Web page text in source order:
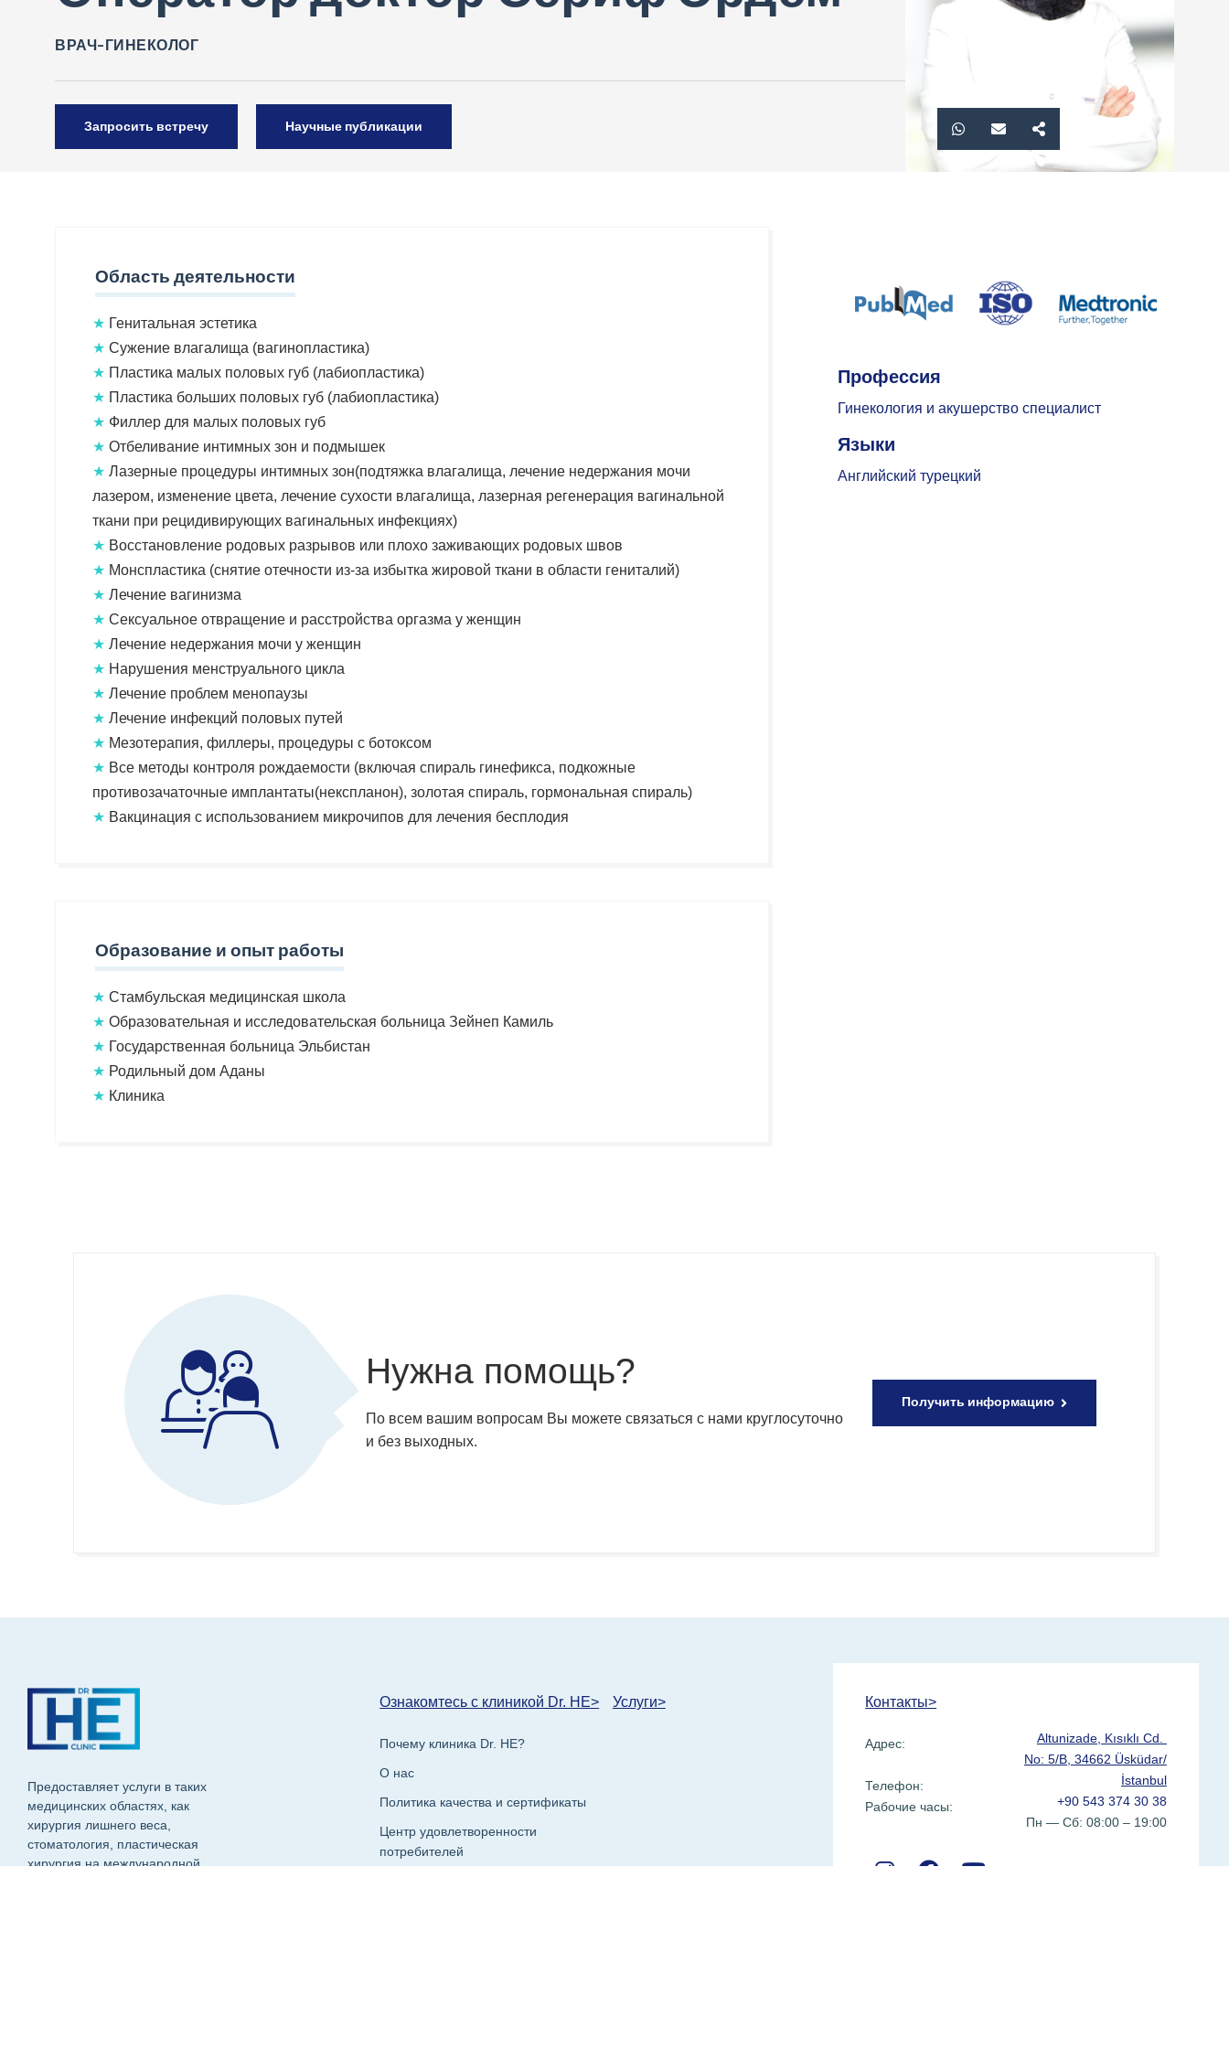
ВРАЧ-ГИНЕКОЛОГ
Запросить встречу Научные публикации
Область деятельности
★ Генитальная эстетика
★ Сужение влагалища (вагинопластика)
★ Пластика малых половых губ (лабиопластика)
★ Пластика больших половых губ (лабиопластика)
★ Филлер для малых половых губ
★ Отбеливание интимных зон и подмышек
★ Лазерные процедуры интимных зон(подтяжка влагалища, лечение недержания мочи
лазером, изменение цвета, лечение сухости влагалища, лазерная регенерация вагинальной
ткани при рецидивирующих вагинальных инфекциях)
★ Восстановление родовых разрывов или плохо заживающих родовых швов
★ Монспластика (снятие отечности из-за избытка жировой ткани в области гениталий)
★ Лечение вагинизма
★ Сексуальное отвращение и расстройства оргазма у женщин
★ Лечение недержания мочи у женщин
★ Нарушения менструального цикла
★ Лечение проблем менопаузы
★ Лечение инфекций половых путей
★ Мезотерапия, филлеры, процедуры с ботоксом
★ Все методы контроля рождаемости (включая спираль гинефикса, подкожные
противозачаточные имплантаты(некспланон), золотая спираль, гормональная спираль)
★ Вакцинация с использованием микрочипов для лечения бесплодия
Образование и опыт работы
★ Стамбульская медицинская школа
★ Образовательная и исследовательская больница Зейнеп Камиль
★ Государственная больница Эльбистан
★ Родильный дом Аданы
★ Клиника
Профессия
Гинекология и акушерство специалист
Языки
Английский турецкий
Нужна помощь?
По всем вашим вопросам Вы можете связаться с нами круглосуточно
и без выходных.
Получить информацию
Предоставляет услуги в таких
медицинских областях, как
хирургия лишнего веса,
стоматология, пластическая
хирургия на международной
Ознакомтесь с клиникой Dr. HE>
Почему клиника Dr. HE?
О нас
Политика качества и сертификаты
Центр удовлетворенности
потребителей
Услуги> Контакты>
Адрес:
Телефон:
Рабочие часы:
Altunizade, Kısıklı Cd.
No: 5/B, 34662 Üsküdar/
İstanbul
+90 543 374 30 38
Пн — Сб: 08:00 – 19:00